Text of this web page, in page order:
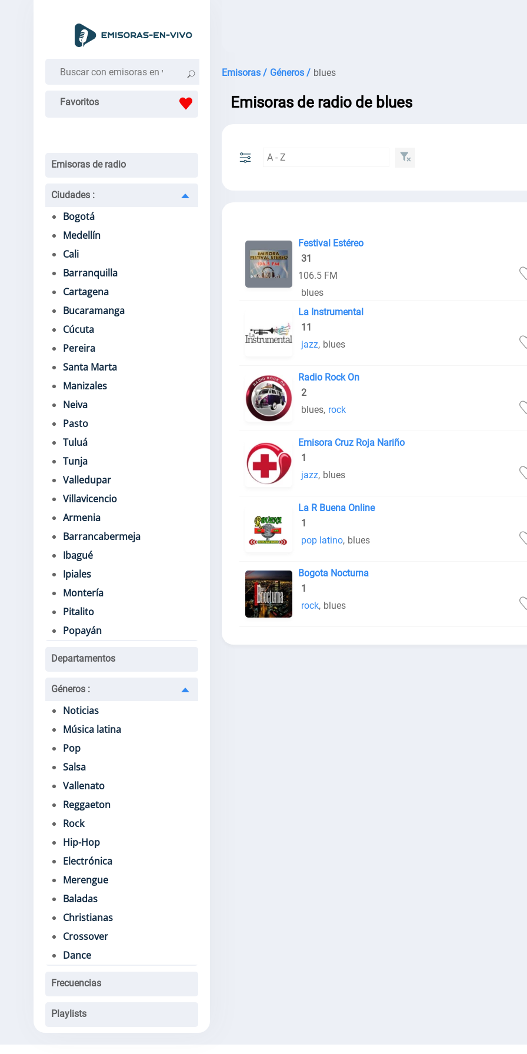
Favoritos
Emisoras de radio
Ciudades :
Bogotá
Medellín
Cali
Barranquilla
Cartagena
Bucaramanga
Cúcuta
Pereira
Santa Marta
Manizales
Neiva
Pasto
Tuluá
Tunja
Valledupar
Villavicencio
Armenia
Barrancabermeja
Ibagué
Ipiales
Montería
Pitalito
Popayán
Departamentos
Géneros :
Noticias
Música latina
Pop
Salsa
Vallenato
Reggaeton
Rock
Hip-Hop
Electrónica
Merengue
Baladas
Christianas
Crossover
Dance
Frecuencias
Playlists
Emisoras / Géneros / blues
Emisoras de radio de blues
Festival Estéreo
31
106.5 FM
blues
La Instrumental
11
jazz, blues
Radio Rock On
2
blues, rock
Emisora Cruz Roja Nariño
1
jazz, blues
La R Buena Online
1
pop latino, blues
Bogota Nocturna
1
rock, blues